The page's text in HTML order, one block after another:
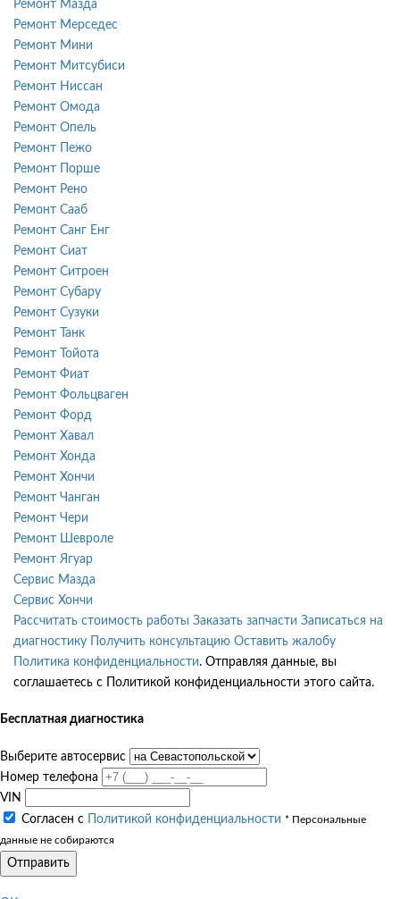
Ремонт Мазда
Ремонт Мерседес
Ремонт Мини
Ремонт Митсубиси
Ремонт Ниссан
Ремонт Омода
Ремонт Опель
Ремонт Пежо
Ремонт Порше
Ремонт Рено
Ремонт Сааб
Ремонт Санг Енг
Ремонт Сиат
Ремонт Ситроен
Ремонт Субару
Ремонт Сузуки
Ремонт Танк
Ремонт Тойота
Ремонт Фиат
Ремонт Фольцваген
Ремонт Форд
Ремонт Хавал
Ремонт Хонда
Ремонт Хончи
Ремонт Чанган
Ремонт Чери
Ремонт Шевроле
Ремонт Ягуар
Сервис Мазда
Сервис Хончи
Рассчитать стоимость работы Заказать запчасти Записаться на
диагностику
Получить консультацию Оставить жалобу
Политика конфиденциальности. Отправляя данные, вы
соглашаетесь с Политикой конфиденциальности этого сайта.
Бесплатная диагностика
Выберите автосервис
Номер телефона
VIN
Согласен с
Политикой конфиденциальности * Персональные
данные не собираются
Отправить